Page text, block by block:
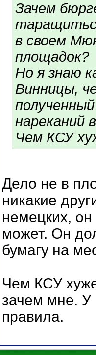
Зачем
в своем
площадок?
Но я знаю
Винницы,
нареканий
Чем КСУ
Дело не в
никакие
немецких,
может. Он
бумагу на
Чем КСУ
зачем мне. У
правила.